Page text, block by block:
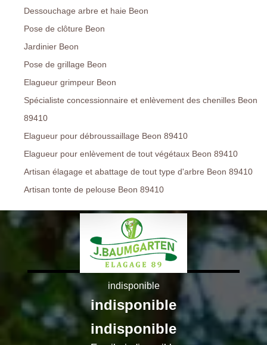
Dessouchage arbre et haie Beon
Pose de clôture Beon
Jardinier Beon
Pose de grillage Beon
Elagueur grimpeur Beon
Spécialiste concessionnaire et enlèvement des chenilles Beon
89410
Elagueur pour débroussaillage Beon 89410
Elagueur pour enlèvement de tout végétaux Beon 89410
Artisan élagage et abattage de tout type d'arbre Beon 89410
Artisan tonte de pelouse Beon 89410
indisponible
indisponible
indisponible